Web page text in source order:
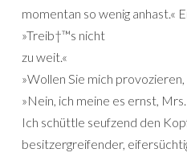
momentan so wenig anhast.«
»Treib†™s nicht
zu weit.«
»Wollen Sie mich provozieren,
»Nein, ich meine es ernst,
Ich schüttle seufzend den
besitzergreifender,